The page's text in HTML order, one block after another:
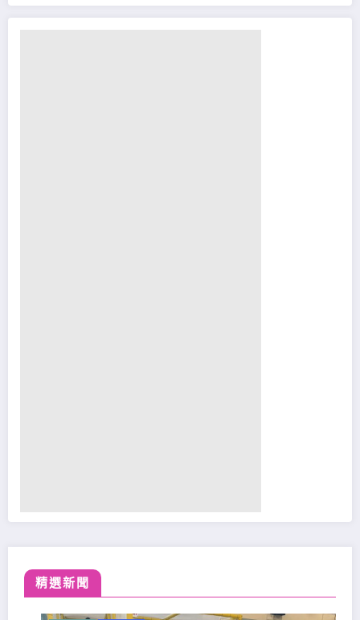
精選新聞